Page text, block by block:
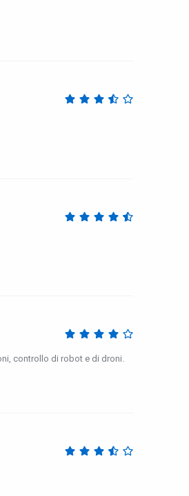
controllo di robot e di droni.